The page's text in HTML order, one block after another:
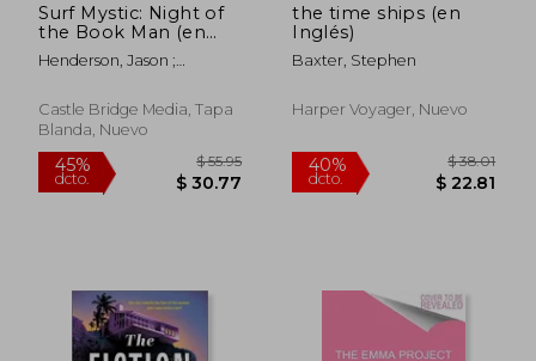
Surf Mystic: Night of
the Book Man (en
Inglés)
Henderson, Jason ;
Castle Bridge Media, Tapa
Blanda, Nuevo
the time ships (en
Inglés)
Baxter, Stephen
Harper Voyager, Nuevo